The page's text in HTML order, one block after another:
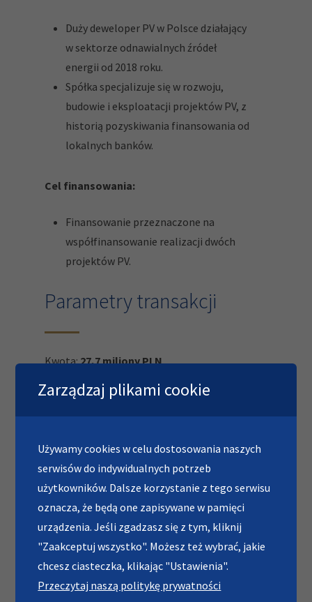
Duży deweloper PV w Polsce działający
w sektorze odnawialnych źródeł
energii od 2018 roku.
Spółka specjalizuje się w rozwoju,
budowie i eksploatacji projektów PV, z
historią pozyskiwania finansowania od
lokalnych banków.
Cel finansowania:
Finansowanie przeznaczone na
współfinansowanie realizacji dwóch
projektów PV.
Parametry transakcji
Kwota:27,7 miliony PLN
Data:2021
Typ finansowania:senior
Zarządzaj plikami cookie
Używamy cookies w celu dostosowania naszych
serwisów do indywidualnych potrzeb
użytkowników. Dalsze korzystanie z tego serwisu
oznacza, że będą one zapisywane w pamięci
urządzenia. Jeśli zgadzasz się z tym, kliknij
"Zaakceptuj wszystko". Możesz też wybrać, jakie
chcesz ciasteczka, klikając "Ustawienia".
Przeczytaj naszą politykę prywatności